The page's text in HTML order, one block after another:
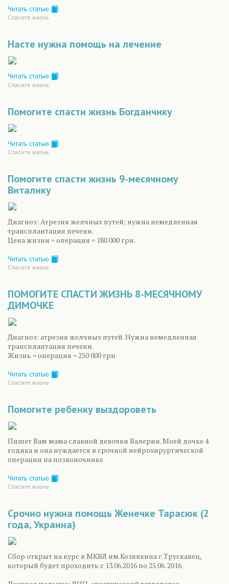
Читать статью
Спасите жизнь
Насте нужна помощь на лечение
Читать статью
Спасите жизнь
Помогите спасти жизнь Богданчику
Читать статью
Спасите жизнь
Помогите спасти жизнь 9-месячному
Виталику
Диагноз: Атрезия желчных путей; нужна немедленная
трансплантация печени.
Цена жизни = операция = 180 000 грн.
Читать статью
Спасите жизнь
ПОМОГИТЕ СПАСТИ ЖИЗНЬ 8-МЕСЯЧНОМУ
ДИМОЧКЕ
Диагноз: атрезия желчных путей. Нужна немедленная
трансплантация печени.
Жизнь = операция = 250 000 грн.
Читать статью
Спасите жизнь
Помогите ребенку выздороветь
Пишет Вам мама славной девочки Валерии. Моей дочке 4
годика и она нуждается в срочной нейрохирургической
операции на позвоночнике.
Читать статью
Спасите жизнь
Срочно нужна помощь Женечке Тарасюк (2
года, Украина)
Сбор открыт на курс в МКВЛ им.Козявкина г.Трускавец,
который будет проходить с 13.06.2016 по 25.06. 2016.